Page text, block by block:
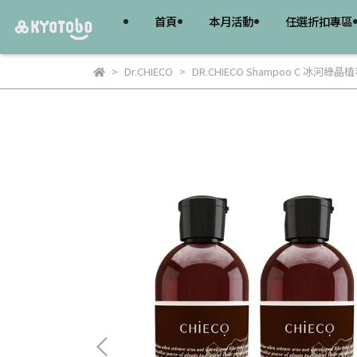
首頁 本月活動 任選折扣專區
Dr.CHIECO DR.CHIECO Shampoo C 冰河綠晶